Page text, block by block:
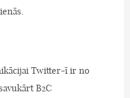
Twitter-ī ir no
B2C